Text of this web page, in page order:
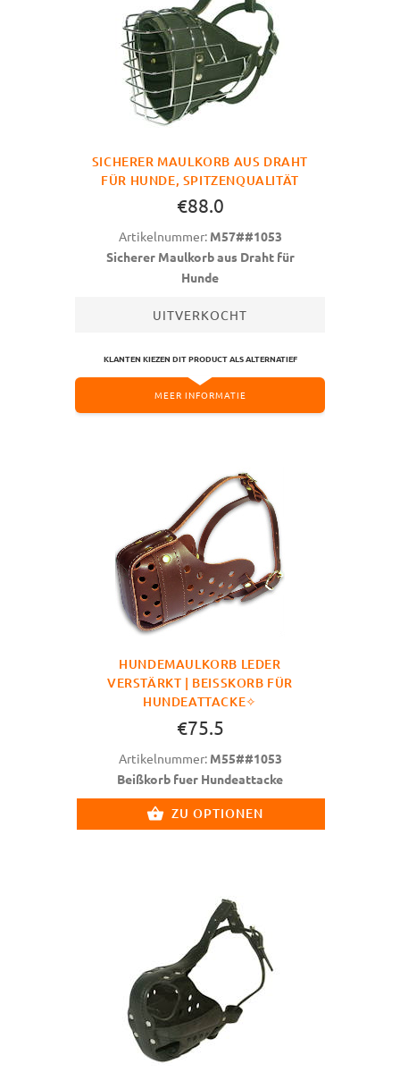
SICHERER MAULKORB AUS DRAHT
FÜR HUNDE, SPITZENQUALITÄT
€88.0
Artikelnummer: M57##1053
Sicherer Maulkorb aus Draht für
Hunde
UITVERKOCHT
KLANTEN KIEZEN DIT PRODUCT ALS ALTERNATIEF
MEER INFORMATIE
HUNDEMAULKORB LEDER
VERSTÄRKT | BEISSKORB FÜR H
UNDEATTACKE✧
€75.5
Artikelnummer: M55##1053
Beißkorb fuer Hundeattacke
ZU OPTIONEN